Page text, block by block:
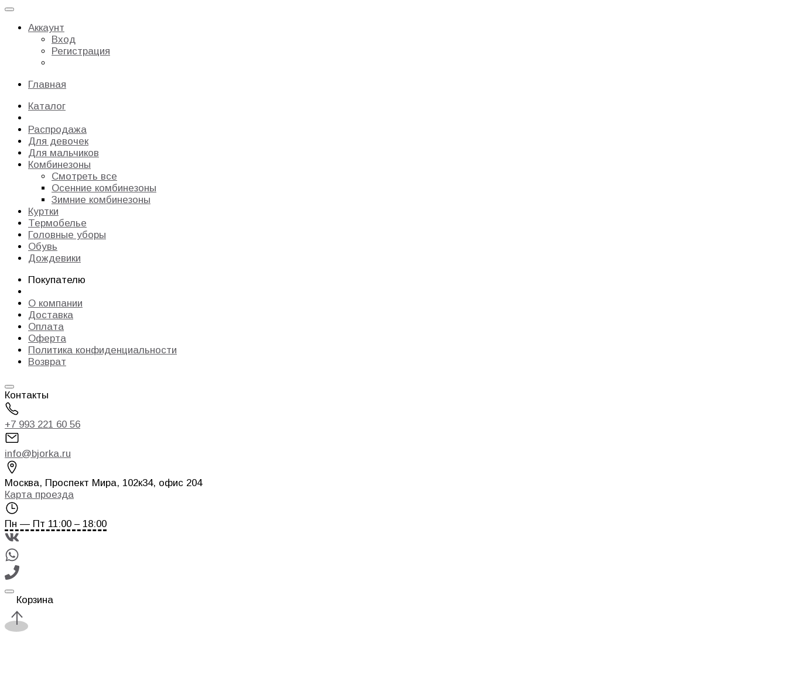
Аккаунт
Вход
Регистрация
Главная
Каталог
Распродажа
Для девочек
Для мальчиков
Комбинезоны
Смотреть все
Осенние комбинезоны
Зимние комбинезоны
Куртки
Термобелье
Головные уборы
Обувь
Дождевики
Покупателю
О компании
Доставка
Оплата
Оферта
Политика конфиденциальности
Возврат
Контакты
+7 993 221 60 56
info@bjorka.ru
Москва, Проспект Мира, 102к34, офис 204
Карта проезда
Пн — Пт 11:00 – 18:00
Корзина